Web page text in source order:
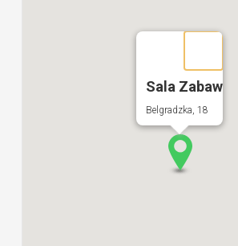
Sala Zabaw
Belgradzka, 18